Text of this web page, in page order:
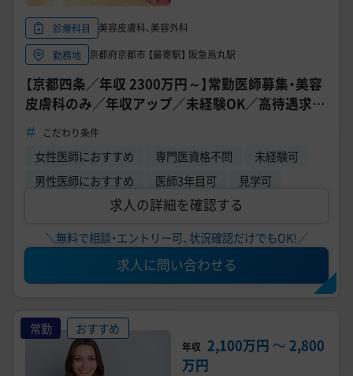
診療科目
美容皮膚科、美容外科
勤務地
京都府京都市 【最寄駅】 阪急烏丸駅
【京都四条／年収 2300万円～】常勤医師募集・美容
皮膚科のみ／年収アップ／未経験OK／高待遇求人
《TCB東京中央美容外科 京都四条院》
こだわり条件
女性医師におすすめ 専門医資格不問
未経験可
男性医師におすすめ
医師3年目可 見学可
求人の詳細を確認する
＼無料で相談・エントリー可、状況確認だけでもOK!／
求人に問い合わせる
常勤 おすすめ
年収 2,100万円 〜 2,800
万円